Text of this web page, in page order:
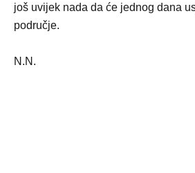
još uvijek nada da će jednog dana
područje.
N.N.